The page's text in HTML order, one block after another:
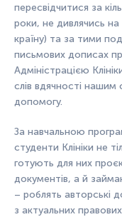
пересвідчитися за
роки, не дивлячись
країну) та за тими
письмових дописах
Адміністрацією
слів вдячності
допомогу.
За навчальною
студенти Клініки не
готують для них
документів, а й
– роблять авторські
з актуальних